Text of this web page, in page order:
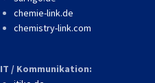
chemie-link.de
chemistry-link.com
IT / Kommunikation: